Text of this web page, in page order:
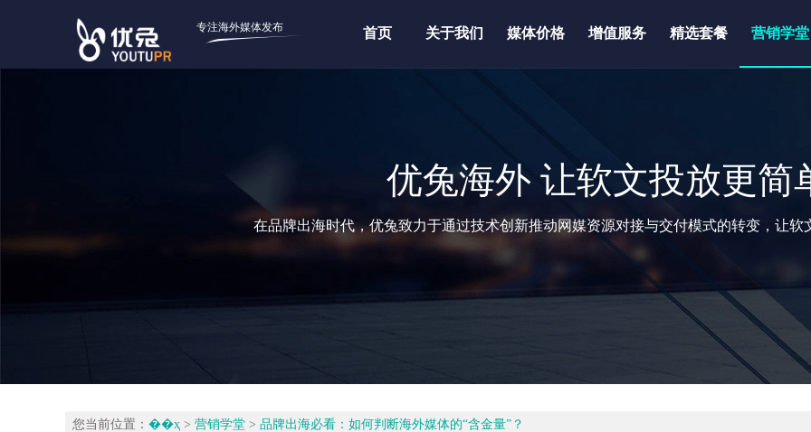
专注海外媒体发布 首页 关于我们 媒体价格 增值服务 精选套餐 营销学堂
优兔海外 让软文投放更简
在品牌出海时代，优兔致力于通过技术创新推动网媒资源对接与交付模式的转变，让软
您当前位置： ��ҳ > 营销学堂 > 品牌出海必看：如何判断海外媒体的“含金量”？